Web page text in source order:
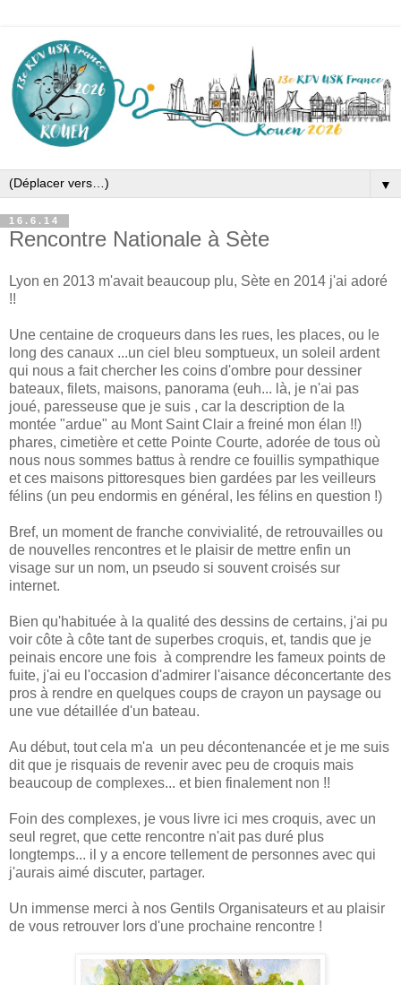
▼
16.6.14
Rencontre Nationale à Sète
Lyon en 2013 m'avait beaucoup plu, Sète en 2014 j'ai adoré
!!
Une centaine de croqueurs dans les rues, les places, ou le
long des canaux ...un ciel bleu somptueux, un soleil ardent
qui nous a fait chercher les coins d'ombre pour dessiner
bateaux, filets, maisons, panorama (euh... là, je n'ai pas
joué, paresseuse que je suis , car la description de la
montée "ardue" au Mont Saint Clair a freiné mon élan !!)
phares, cimetière et cette Pointe Courte, adorée de tous où
nous nous sommes battus à rendre ce fouillis sympathique
et ces maisons pittoresques bien gardées par les veilleurs
félins (un peu endormis en général, les félins en question !)
Bref, un moment de franche convivialité, de retrouvailles ou
de nouvelles rencontres et le plaisir de mettre enfin un
visage sur un nom, un pseudo si souvent croisés sur
internet.
Bien qu'habituée à la qualité des dessins de certains, j'ai pu
voir côte à côte tant de superbes croquis, et, tandis que je
peinais encore une fois à comprendre les fameux points de
fuite, j'ai eu l'occasion d'admirer l'aisance déconcertante des
pros à rendre en quelques coups de crayon un paysage ou
une vue détaillée d'un bateau.
Au début, tout cela m'a un peu décontenancée et je me suis
dit que je risquais de revenir avec peu de croquis mais
beaucoup de complexes... et bien finalement non !!
Foin des complexes, je vous livre ici mes croquis, avec un
seul regret, que cette rencontre n'ait pas duré plus
longtemps... il y a encore tellement de personnes avec qui
j'aurais aimé discuter, partager.
Un immense merci à nos Gentils Organisateurs et au plaisir
de vous retrouver lors d'une prochaine rencontre !